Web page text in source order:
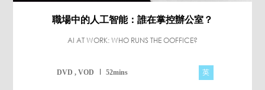
職場中的人工智能：誰在掌控辦公室？
AI AT WORK: WHO RUNS THE OOFFICE?
DVD , VOD 52mins 英